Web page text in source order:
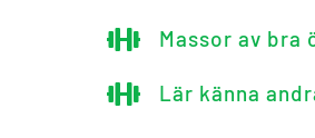
 Massor av bra
 Lär känna